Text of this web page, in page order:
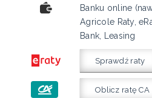
Banku online
Agricole Raty,
Bank, Leasing
Sprawdź raty
Oblicz ratę CA